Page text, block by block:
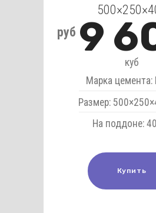
руб 9
куб
Марка
Размер:
На поддоне:
Купить